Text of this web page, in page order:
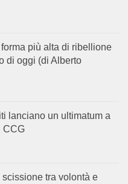
più alta di ribellione
di oggi (di Alberto
lanciano un ultimatum a
CCG
tra volontà e